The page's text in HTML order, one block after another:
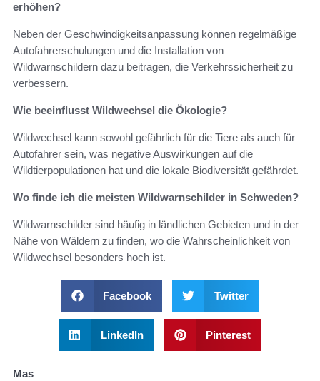
erhöhen?
Neben der Geschwindigkeitsanpassung können regelmäßige
Autofahrerschulungen und die Installation von
Wildwarnschildern dazu beitragen, die Verkehrssicherheit zu
verbessern.
Wie beeinflusst Wildwechsel die Ökologie?
Wildwechsel kann sowohl gefährlich für die Tiere als auch für
Autofahrer sein, was negative Auswirkungen auf die
Wildtierpopulationen hat und die lokale Biodiversität gefährdet.
Wo finde ich die meisten Wildwarnschilder in Schweden?
Wildwarnschilder sind häufig in ländlichen Gebieten und in der
Nähe von Wäldern zu finden, wo die Wahrscheinlichkeit von
Wildwechsel besonders hoch ist.
Facebook Twitter
LinkedIn Pinterest
Mas